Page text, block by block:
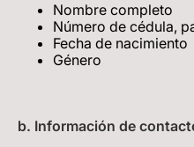
Nombre completo
Número de cédula,
Fecha de nacimiento
Género
b. Información de